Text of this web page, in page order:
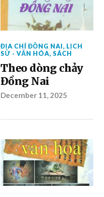
ĐỊA CHÍ ĐỒNG NAI, LỊCH
SỬ - VĂN HÓA,SÁCH
Theo dòng chảy
Đồng Nai
December 11, 2025